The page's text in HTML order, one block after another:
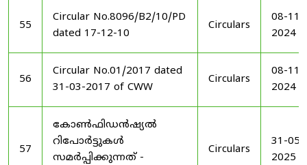
55
Circular No.8096/B2/10/PD
dated 17-12-10
Circulars
08-11-
2024
56
Circular No.01/2017 dated
31-03-2017 of CWW
Circulars
08-11-
2024
57
കോൺഫിഡൻഷ്യൽ
റിപോർട്ടുകൾ
സമർപ്പിക്കുന്നത് -
Circulars
31-05-
2025